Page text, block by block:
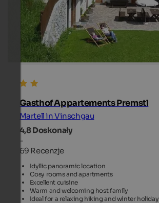
Gasthof Appartements Premstl
Martell in Vinschgau
4,8Doskonały
-
69 Recenzje
Idyllic panoramic location
Cosy rooms and apartments
Excellent cuisine
Warm and welcoming host family
Ideal for a relaxing hiking and winter holiday